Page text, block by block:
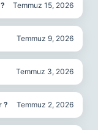
Temmuz 15, 2026
Temmuz 9, 2026
Temmuz 3, 2026
? Temmuz 2, 2026